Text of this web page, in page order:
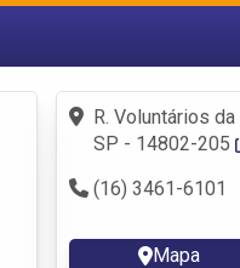
Fazer login
Criar conta
R. Voluntários
SP - 14802-205
(16) 3461-6101
Mapa